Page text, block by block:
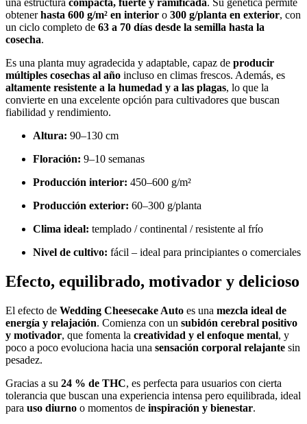
obtenerhasta 600 g/m² en interior o 300 g/planta en exterior, con
un ciclo completo de 63 a 70 días desde la semilla hasta la
cosecha.
Es una planta muy agradecida y adaptable, capaz de producir
múltiples cosechas al año incluso en climas frescos. Además, es
altamente resistente a la humedad y a las plagas, lo que la
convierte en una excelente opción para cultivadores que buscan
fiabilidad y rendimiento.
Altura: 90–130 cm
Floración: 9–10 semanas
Producción interior: 450–600 g/m²
Producción exterior: 60–300 g/planta
Clima ideal: templado / continental / resistente al frío
Nivel de cultivo: fácil – ideal para principiantes o comerciales
Efecto, equilibrado, motivador y delicioso
El efecto de Wedding Cheesecake Auto es una mezcla ideal de
energía y relajación. Comienza con un subidón cerebral positivo
y motivador, que fomenta la creatividad y el enfoque mental, y
poco a poco evoluciona hacia una sensación corporal relajante sin
pesadez.
Gracias a su 24 % de THC, es perfecta para usuarios con cierta
tolerancia que buscan una experiencia intensa pero equilibrada, ideal
para uso diurno o momentos de inspiración y bienestar.